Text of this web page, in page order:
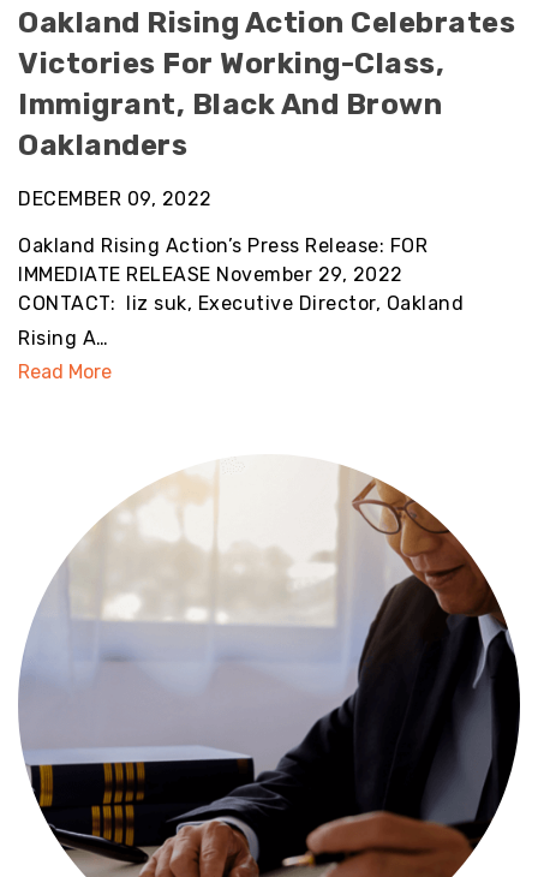
Oakland Rising Action Celebrates
Victories For Working-Class,
Immigrant, Black And Brown
Oaklanders
DECEMBER 09, 2022
Oakland Rising Action’s Press Release: FOR
IMMEDIATE RELEASE November 29, 2022
CONTACT: liz suk, Executive Director, Oakland
Rising A…
Read More